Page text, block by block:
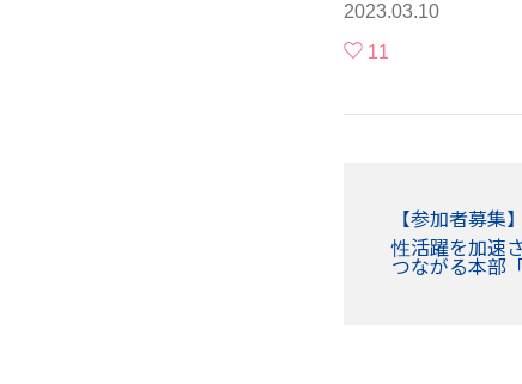
2023.03.10
11
【参加者募集
性活躍を加速
つながる本部